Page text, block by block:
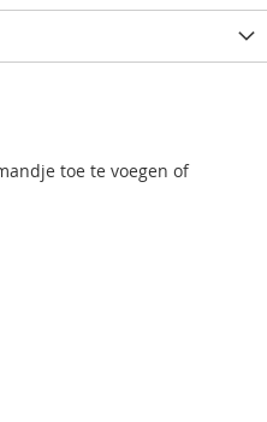
toe te voegen of